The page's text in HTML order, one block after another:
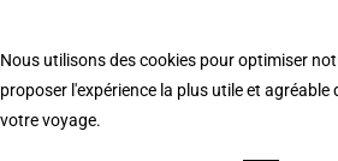
Nous utilisons des cookies pour optimiser
proposer l'expérience la plus utile et
votre voyage.